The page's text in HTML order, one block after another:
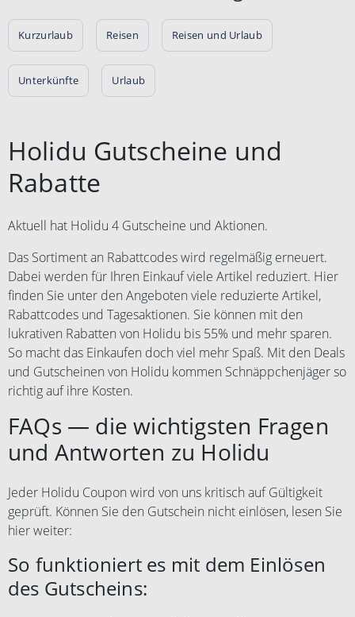
https://www.weg.de/gutschein/gut
scheinbedingungen. Weiterverkauf
und Vervielfältigung des
Gutscheins sind nicht gestattet.
Zuwiderhandlungen werden von
Weiterverkauf oder
Buchungsprozess nicht akzeptiert.
Stornierungsgebühren. Bei
abgesagten Reisen besteht kein
Anspruch auf den Gutschein.
Gutscheinwertes geben Sie bitte,
innerhalb der nächsten 3 Monaten
nach Beendigung der Reise, Ihre
Formular ein:
https://www.weg.de/gutschein/einl
der Übermittlung Ihrer
Kontodaten. Weitere
https://www.weg.de/gutschein/gut
scheinbedingungen. Weiterverkauf
und Vervielfältigung des
Gutscheins sind nicht gestattet.
Zuwiderhandlungen werden von
Comvel GmbH gerichtlich verfolgt.
Gutscheine, die nach
Weiterverkauf oder
Vervielfältigung von
Nichtberechtigten genutzt werden,
werden von der Gesellschaft im
Keine Anwendung auf
Stornierungsgebühren. Bei
abgesagten Reisen besteht kein
spontanen Städtetrip planst.
Kurzurlaub Reisen Reisen und Urlaub
Unterkünfte Urlaub
Holidu Gutscheine und
Rabatte
Aktuell hat Holidu 4 Gutscheine und Aktionen.
Das Sortiment an Rabattcodes wird regelmäßig erneuert.
Dabei werden für Ihren Einkauf viele Artikel reduziert. Hier
finden Sie unter den Angeboten viele reduzierte Artikel,
Rabattcodes und Tagesaktionen. Sie können mit den
lukrativen Rabatten von Holidu bis 55% und mehr sparen.
So macht das Einkaufen doch viel mehr Spaß. Mit den Deals
und Gutscheinen von Holidu kommen Schnäppchenjäger so
richtig auf ihre Kosten.
FAQs — die wichtigsten Fragen
und Antworten zu Holidu
Jeder Holidu Coupon wird von uns kritisch auf Gültigkeit
geprüft. Können Sie den Gutschein nicht einlösen, lesen Sie
hier weiter:
So funktioniert es mit dem Einlösen
des Gutscheins: